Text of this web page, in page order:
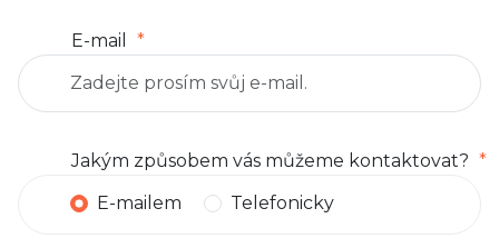
E-mail
Jakým způsobem vás můžeme kontaktovat?
E-mailem
Telefonicky